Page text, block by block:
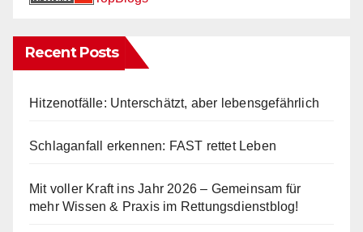
Recent Posts
Hitzenotfälle: Unterschätzt, aber lebensgefährlich
Schlaganfall erkennen: FAST rettet Leben
Mit voller Kraft ins Jahr 2026 – Gemeinsam für
mehr Wissen & Praxis im Rettungsdienstblog!